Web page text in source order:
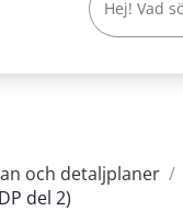
och detaljplaner /
del 2)